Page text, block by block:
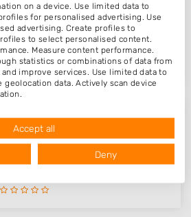
Rolderstraat 4
9401AS Assen
Op 17,47 km afstand
studio 26
Kerkstraat 26
on a device. Use limited data to
for personalised advertising. Use
advertising. Create profiles to
to select personalised content.
Measure content performance.
statistics or combinations of data from
improve services. Use limited data to
data. Actively scan device
policy applies solely to this website/app.
IAB Vendors)
purposes:
Accept all
Deny